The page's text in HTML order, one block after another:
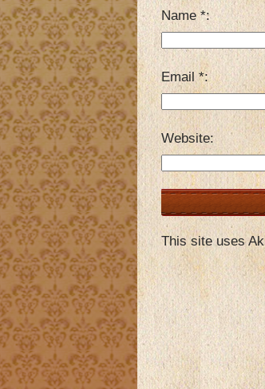
Name *
Email *
Website
This site uses